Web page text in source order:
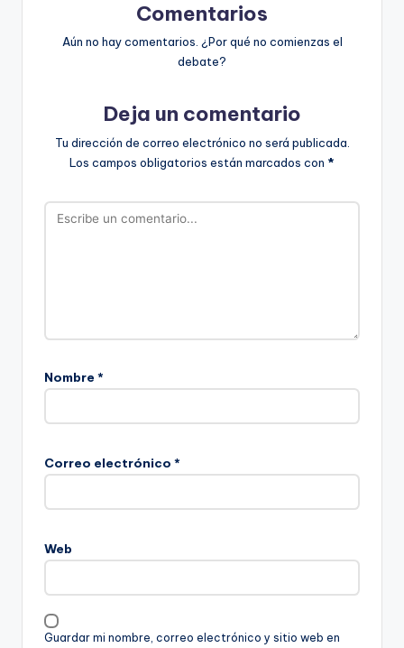
Comentarios
Aún no hay comentarios. ¿Por qué no comienzas el
debate?
Deja un comentario
Tu dirección de correo electrónico no será publicada.
Los campos obligatorios están marcados con *
Nombre *
Correo electrónico *
Web
Guardar mi nombre, correo electrónico y sitio web en